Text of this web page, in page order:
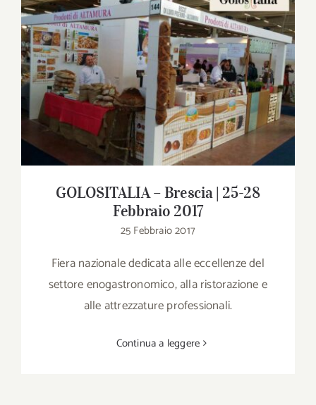
Download
Contatti
SHOP
Cerca
per:
GOLOSITALIA – Brescia | 25-28 Febbraio
2017
GOLOSITALIA – Brescia | 25-28
Febbraio 2017
25 Febbraio 2017
Fiera nazionale dedicata alle eccellenze del
settore enogastronomico, alla ristorazione e
alle attrezzature professionali.
Continua a leggere